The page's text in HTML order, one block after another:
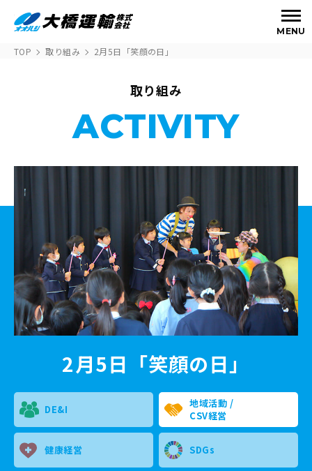
MENU
TOP 取り組み 2月5日「笑顔の日」
取り組み
ACTIVITY
2月5日「笑顔の日」
DE&I
地域活動 /
CSV経営
健康経営 SDGs